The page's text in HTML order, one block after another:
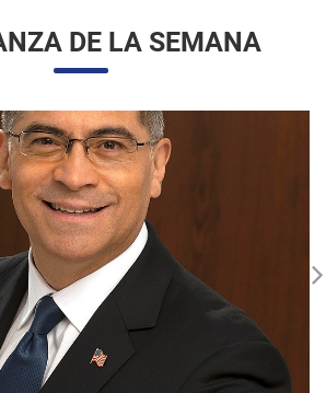
|Editores
y político estadounidense, se